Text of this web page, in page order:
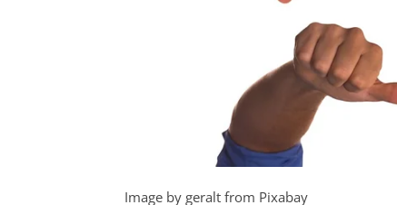
Image by geralt from Pixabay